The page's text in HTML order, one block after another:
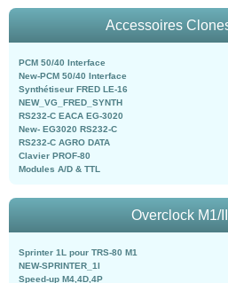
Accessoires
PCM 50/40 Interface
New-PCM 50/40 Interface
Synthétiseur FRED LE-16
NEW_VG_FRED_SYNTH
RS232-C EACA EG-3020
New- EG3020 RS232-C
RS232-C AGRO DATA
Clavier PROF-80
Modules A/D & TTL
Overclock M1/
Sprinter 1L pour TRS-80 M1
NEW-SPRINTER_1l
Speed-up M4,4D,4P